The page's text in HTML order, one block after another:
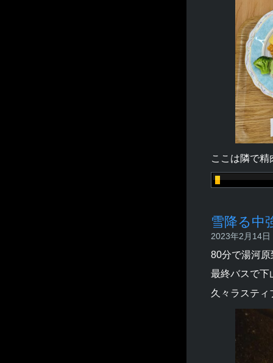
ここは隣で
雪降る中
2023年2月14
80分で湯河
最終バスで下
久々ラスティ